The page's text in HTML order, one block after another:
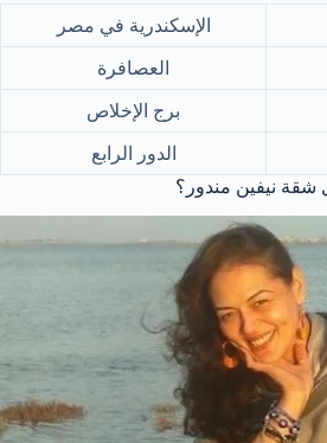
الإسكندرية في مصر
العصافرة
برج الإخلاص
الدور الرابع
شقة نيفين مندور؟